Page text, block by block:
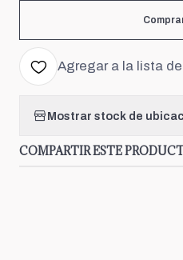
Agregar a la lista
Mostrar stock de
COMPARTIR ESTE